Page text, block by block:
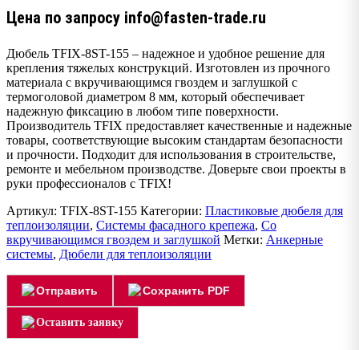
Цена по запросу info@fasten-trade.ru
Дюбель TFIX-8ST-155 – надежное и удобное решение для
крепления тяжелых конструкций. Изготовлен из прочного
материала с вкручивающимся гвоздем и заглушкой с
термоголовой диаметром 8 мм, который обеспечивает
надежную фиксацию в любом типе поверхности.
Производитель TFIX предоставляет качественные и надежные
товары, соответствующие высоким стандартам безопасности
и прочности. Подходит для использования в строительстве,
ремонте и мебельном производстве. Доверьте свои проекты в
руки профессионалов с TFIX!
Артикул: TFIX-8ST-155 Категории: Пластиковые дюбеля для
теплоизоляции, Системы фасадного крепежа, Со
вкручивающимся гвоздем и заглушкой Метки: Анкерные
системы, Дюбели для теплоизоляции
Отправить Сохранить PDF
Оставить заявку